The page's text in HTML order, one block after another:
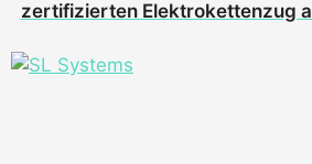
zertifizierten Elektrokettenzug